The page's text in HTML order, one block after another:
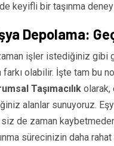
keyifli bir taşınma
Depolama:
işler istediğiniz
farkı olabilir. İşte tam bu
Taşımacılıkolarak,
alanlar sunuyoruz.
de zaman
sürecinizin daha